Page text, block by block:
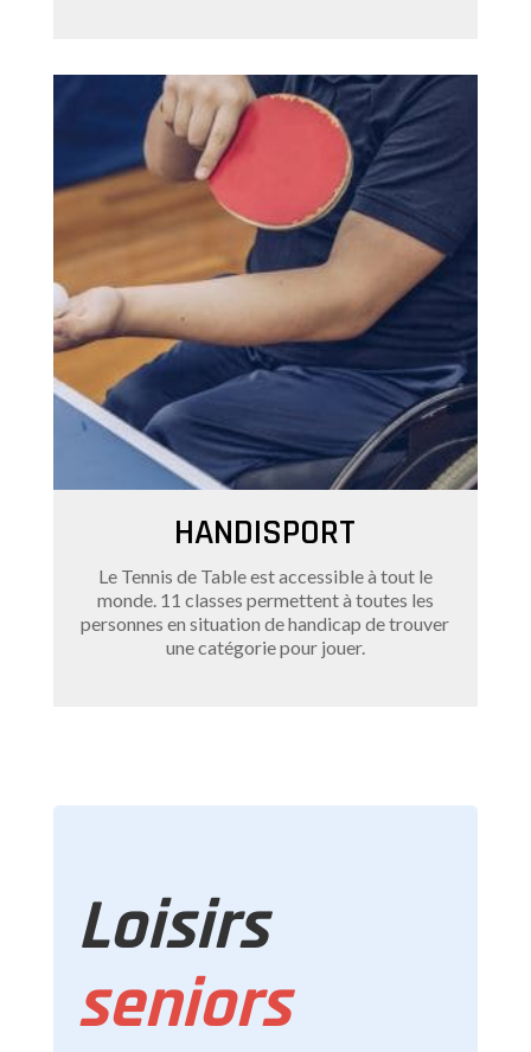
HANDISPORT
Le Tennis de Table est accessible à tout le
monde. 11 classes permettent à toutes les
personnes en situation de handicap de trouver
une catégorie pour jouer.
Loisirs
seniors